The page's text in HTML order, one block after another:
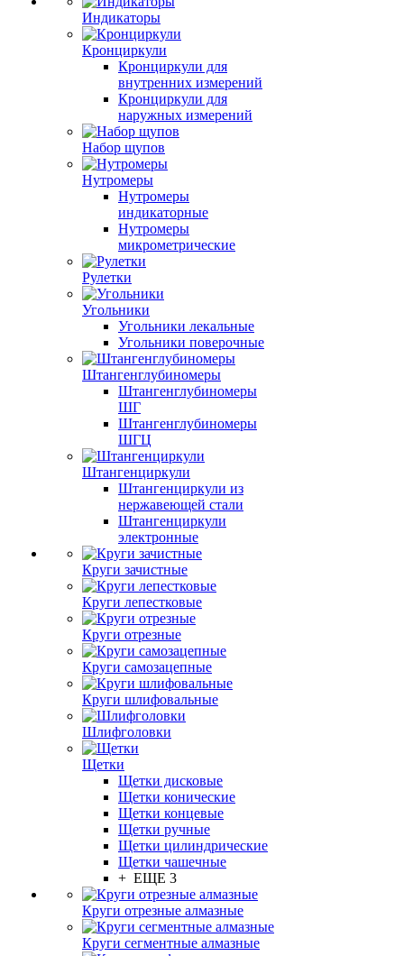
Индикаторы
Кронциркули
Кронциркули для
внутренних измерений
Кронциркули для
наружных измерений
Набор щупов
Нутромеры
Нутромеры
индикаторные
Нутромеры
микрометрические
Рулетки
Угольники
Угольники лекальные
Угольники поверочные
Штангенглубиномеры
Штангенглубиномеры
ШГ
Штангенглубиномеры
ШГЦ
Штангенциркули
Штангенциркули из
нержавеющей стали
Штангенциркули
электронные
Круги зачистные
Круги лепестковые
Круги отрезные
Круги самозацепные
Круги шлифовальные
Шлифголовки
Щетки
Щетки дисковые
Щетки конические
Щетки концевые
Щетки ручные
Щетки цилиндрические
Щетки чашечные
+ ЕЩЕ 3
Круги отрезные алмазные
Круги сегментные алмазные